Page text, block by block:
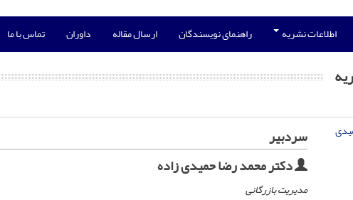
اطلاعات نشریه راهنمای نویسندگان ارسال مقاله داوران تماس با ما
سردبیر
دکتر محمد رضا حمیدی زاده
مدیریت بازرگانی